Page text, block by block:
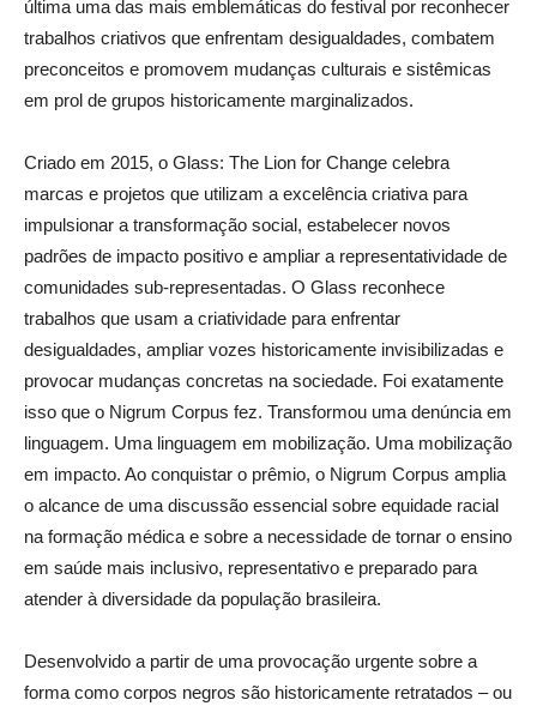
última uma das mais emblemáticas do festival por reconhecer
trabalhos criativos que enfrentam desigualdades, combatem
preconceitos e promovem mudanças culturais e sistêmicas
em prol de grupos historicamente marginalizados.
Criado em 2015, o Glass: The Lion for Change celebra
marcas e projetos que utilizam a excelência criativa para
impulsionar a transformação social, estabelecer novos
padrões de impacto positivo e ampliar a representatividade de
comunidades sub-representadas. O Glass reconhece
trabalhos que usam a criatividade para enfrentar
desigualdades, ampliar vozes historicamente invisibilizadas e
provocar mudanças concretas na sociedade. Foi exatamente
isso que o Nigrum Corpus fez. Transformou uma denúncia em
linguagem. Uma linguagem em mobilização. Uma mobilização
em impacto. Ao conquistar o prêmio, o Nigrum Corpus amplia
o alcance de uma discussão essencial sobre equidade racial
na formação médica e sobre a necessidade de tornar o ensino
em saúde mais inclusivo, representativo e preparado para
atender à diversidade da população brasileira.
Desenvolvido a partir de uma provocação urgente sobre a
forma como corpos negros são historicamente retratados – ou